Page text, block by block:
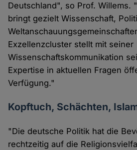
Deutschland", so Prof. Willems.
bringt gezielt Wissenschaft,
Exzellenzcluster stellt mit seiner
Wissenschaftskommunikation
Expertise in aktuellen Fragen
Verfügung."
Kopftuch, Schächten,
"Die deutsche Politik hat die
rechtzeitig auf die